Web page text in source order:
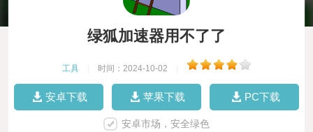
绿狐加速器用不了了
工具 时间：2024-10-02
安卓下载 苹果下载 PC下载
安卓市场，安全绿色